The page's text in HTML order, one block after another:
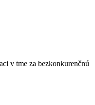
v tme za bezkonkurenčnú